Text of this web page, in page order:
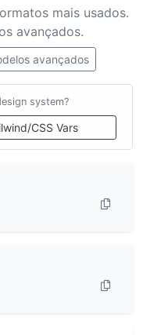
mais usados.
avançados.
avançados
system?
CSS Vars